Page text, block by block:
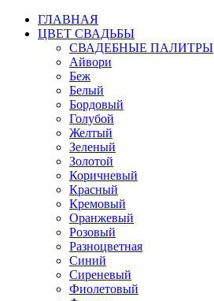
ГЛАВНАЯ
ЦВЕТ СВАДЬБЫ
СВАДЕБНЫЕ ПАЛИТРЫ
Айвори
Беж
Белый
Бордовый
Голубой
Желтый
Зеленый
Золотой
Коричневый
Красный
Кремовый
Оранжевый
Розовый
Разноцветная
Синий
Сиреневый
Фиолетовый